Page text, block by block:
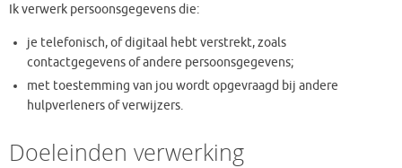
Ik verwerk persoonsgegevens die:
je telefonisch, of digitaal hebt verstrekt, zoals
contactgegevens of andere persoonsgegevens;
met toestemming van jou wordt opgevraagd bij andere
hulpverleners of verwijzers.
Doeleinden verwerking